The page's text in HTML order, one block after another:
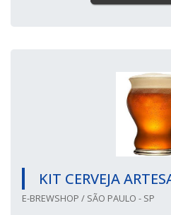
KIT CERVEJA
E-BREWSHOP / SÃO PAULO - SP